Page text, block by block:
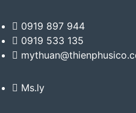
0919 897 944
0919 533 135
Ms.ly